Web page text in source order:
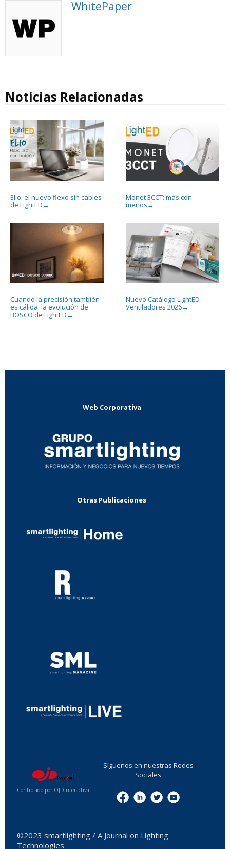
WhitePaper
Noticias Relacionadas
Elio: el nuevo flexo sin cables
de LightED →
Monet 3CCT: más con
menos →
Cuando la precisión también
es cálida: la evolución de
BOSCO de LightED →
Nuevo Catálogo LightED
Ventiladores 2026→
Web Corporativa
Otras Publicaciones
Controlado por OJDinteractiva
Síguenos en nuestras Redes
Sociales
©2023 smartlighting / A Journal on Lighting
Technologies